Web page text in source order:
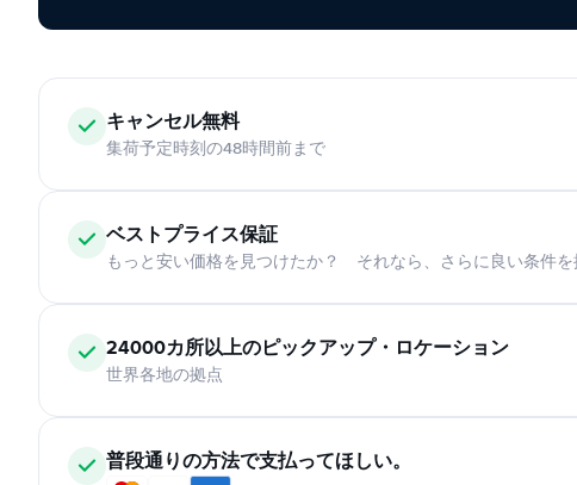
キャンセル無料
集荷予定時刻の48時間前まで
ベストプライス保証
もっと安い価格を見つけたか？ それなら、さらに良い条件を
24000カ所以上のピックアップ・ロケーション
世界各地の拠点
普段通りの方法で支払ってほしい。